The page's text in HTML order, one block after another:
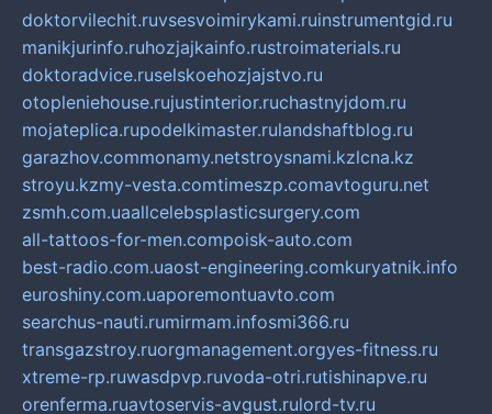
doktorvilechit.ruvsesvoimirykami.ruinstrumentgid.ru
manikjurinfo.ruhozjajkainfo.rustroimaterials.ru
doktoradvice.ruselskoehozjajstvo.ru
otopleniehouse.rujustinterior.ruchastnyjdom.ru
mojateplica.rupodelkimaster.rulandshaftblog.ru
garazhov.commonamy.netstroysnami.kzlcna.kz
stroyu.kzmy-vesta.comtimeszp.comavtoguru.net
zsmh.com.uaallcelebsplasticsurgery.com
all-tattoos-for-men.compoisk-auto.com
best-radio.com.uaost-engineering.comkuryatnik.info
euroshiny.com.uaporemontuavto.com
searchus-nauti.rumirmam.infosmi366.ru
transgazstroy.ruorgmanagement.orgyes-fitness.ru
xtreme-rp.ruwasdpvp.ruvoda-otri.rutishinapve.ru
orenferma.ruavtoservis-avgust.rulord-tv.ru